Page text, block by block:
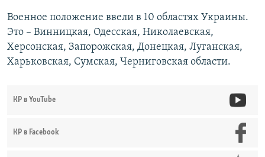
Военное положение ввели в 10 областях Украины.
Это – Винницкая, Одесская, Николаевская,
Херсонская, Запорожская, Донецкая, Луганская,
Харьковская, Сумская, Черниговская области.
КР в YouTube
КР в Facebook